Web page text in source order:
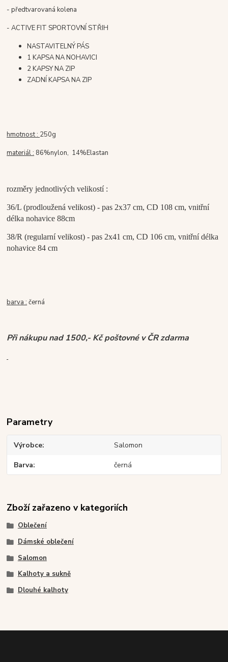
- předtvarovaná kolena
- ACTIVE FIT SPORTOVNÍ STŘIH
NASTAVITELNÝ PÁS
1 KAPSA NA NOHAVICI
2 KAPSY NA ZIP
ZADNÍ KAPSA NA ZIP
hmotnost : 250g
materiál : 86%nylon, 14%Elastan
rozměry jednotlivých velikostí :
36/L (prodloužená velikost) - pas 2x37 cm, CD 108 cm, vnitřní
délka nohavice 88cm
38/R (regularní velikost) - pas 2x41 cm, CD 106 cm, vnitřní délka
nohavice 84 cm
barva : černá
Při nákupu nad 1500,- Kč poštovné v ČR zdarma
Parametry
Výrobce Salomon
Barva černá
Zboží zařazeno v kategoriích
Oblečení
Dámské oblečení
Salomon
Kalhoty a sukně
Dlouhé kalhoty